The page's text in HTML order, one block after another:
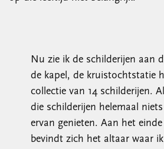
Nu zie ik de schilderijen aan
de kapel, de kruistochtstatie
collectie van 14 schilderijen.
die schilderijen helemaal
ervan genieten. Aan het
bevindt zich het altaar waar